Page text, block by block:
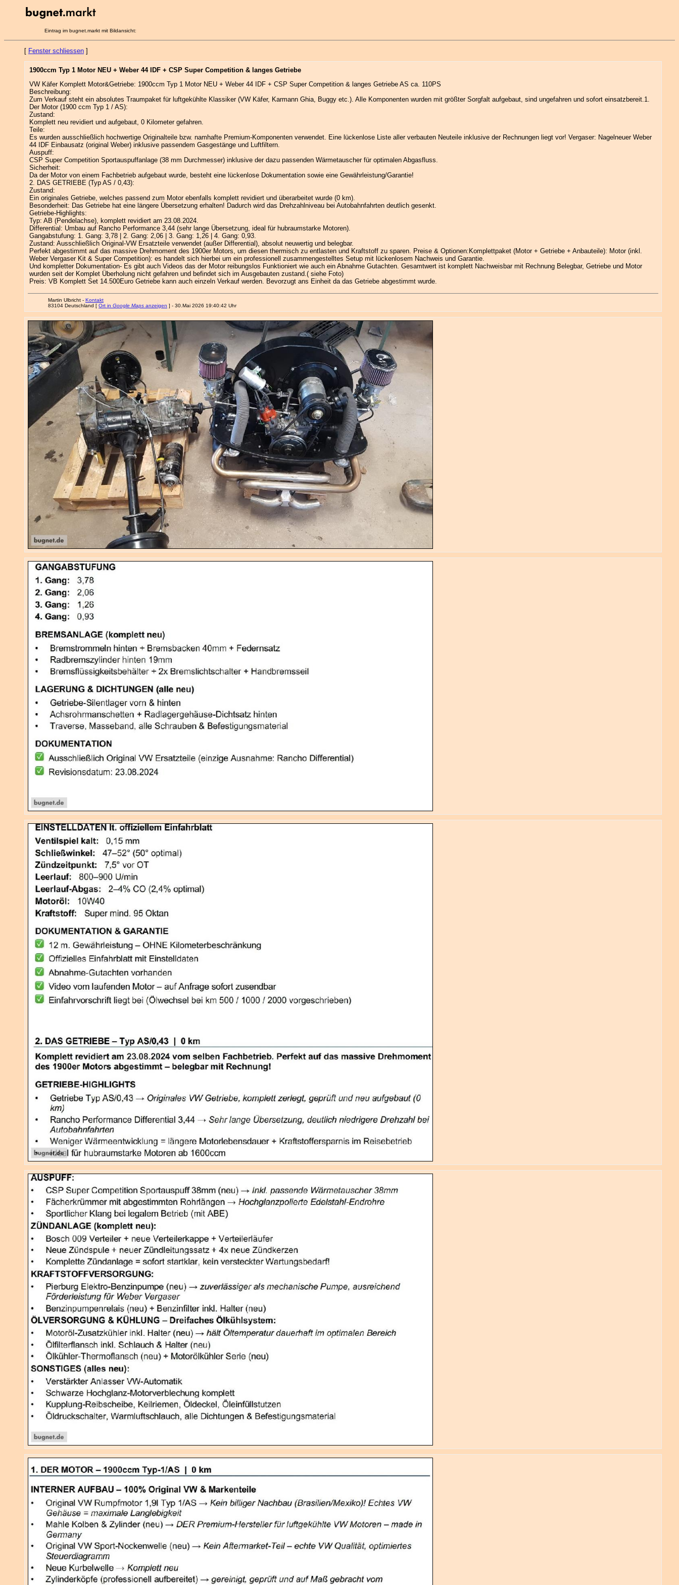
Eintrag im bugnet.markt mit Bildansicht:
[ Fenster schliessen ]
1900ccm Typ 1 Motor NEU + Weber 44 IDF + CSP Super Competition & langes Getriebe
VW Käfer Komplett Motor&Getriebe: 1900ccm Typ 1 Motor NEU + Weber 44 IDF + CSP Super Competition & langes Getriebe AS ca. 110PS
Beschreibung:
Zum Verkauf steht ein absolutes Traumpaket für luftgekühlte Klassiker (VW Käfer, Karmann Ghia, Buggy etc.). Alle Komponenten wurden mit größter Sorgfalt aufgebaut, sind ungefahren und sofort einsatzbereit.1.
Der Motor (1900 ccm Typ 1 / AS):
Zustand:
Komplett neu revidiert und aufgebaut, 0 Kilometer gefahren.
Teile:
Es wurden ausschließlich hochwertige Originalteile bzw. namhafte Premium-Komponenten verwendet. Eine lückenlose Liste aller verbauten Neuteile inklusive der Rechnungen liegt vor! Vergaser: Nagelneuer Weber
44 IDF Einbausatz (original Weber) inklusive passendem Gasgestänge und Luftfiltern.
Auspuff:
CSP Super Competition Sportauspuffanlage (38 mm Durchmesser) inklusive der dazu passenden Wärmetauscher für optimalen Abgasfluss.
Sicherheit:
Da der Motor von einem Fachbetrieb aufgebaut wurde, besteht eine lückenlose Dokumentation sowie eine Gewährleistung/Garantie!
2. DAS GETRIEBE (Typ AS / 0,43):
Zustand:
Ein originales Getriebe, welches passend zum Motor ebenfalls komplett revidiert und überarbeitet wurde (0 km).
Besonderheit: Das Getriebe hat eine längere Übersetzung erhalten! Dadurch wird das Drehzahlniveau bei Autobahnfahrten deutlich gesenkt.
Getriebe-Highlights:
Typ: AB (Pendelachse), komplett revidiert am 23.08.2024.
Differential: Umbau auf Rancho Performance 3,44 (sehr lange Übersetzung, ideal für hubraumstarke Motoren).
Gangabstufung: 1. Gang: 3,78 | 2. Gang: 2,06 | 3. Gang: 1,26 | 4. Gang: 0,93.
Zustand: Ausschließlich Original-VW Ersatzteile verwendet (außer Differential), absolut neuwertig und belegbar.
Perfekt abgestimmt auf das massive Drehmoment des 1900er Motors, um diesen thermisch zu entlasten und Kraftstoff zu sparen. Preise & Optionen:Komplettpaket (Motor + Getriebe + Anbauteile): Motor (inkl.
Weber Vergaser Kit & Super Competition): es handelt sich hierbei um ein professionell zusammengestelltes Setup mit lückenlosem Nachweis und Garantie.
Und kompletter Dokumentation- Es gibt auch Videos das der Motor reibungslos Funktioniert wie auch ein Abnahme Gutachten. Gesamtwert ist komplett Nachweisbar mit Rechnung Belegbar, Getriebe und Motor
wurden seit der Komplet Überholung nicht gefahren und befindet sich im Ausgebauten zustand.( siehe Foto)
Preis: VB Komplett Set 14.500Euro Getriebe kann auch einzeln Verkauf werden. Bevorzugt ans Einheit da das Getriebe abgestimmt wurde.
Martin Ulbricht - Kontakt
83104 Deutschland [ Ort in Google Maps anzeigen ] - 30.Mai 2026 19:40:42 Uhr